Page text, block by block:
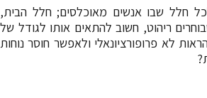
לכל חלל שבו אנשים מאוכלסים; חלל הבית,
ריהוט, חשוב להתאים אותו לגודל של
לא פרופורציונאלי ולאפשר חוסר נוחות